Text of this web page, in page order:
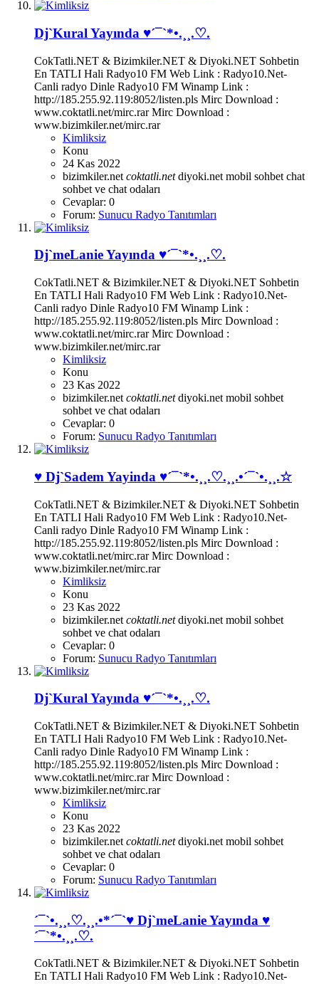
Dj`Kural Yayında ♥´¯`*•.¸¸.♡.
CokTatli.NET & Bizimkiler.NET & Diyoki.NET Sohbetin
En TATLI Hali Radyo10 FM Web Link : Radyo10.Net-
Canli radyo Dinle Radyo10 FM Winamp Link :
http://185.255.92.119:8052/listen.pls Mirc Download :
www.coktatli.net/mirc.rar Mirc Download :
www.bizimkiler.net/mirc.rar
Kimliksiz
Konu
24 Kas 2022
bizimkiler.net coktatli.net diyoki.net mobil sohbet chat
sohbet ve chat odaları
Cevaplar: 0
Forum: Sunucu Radyo Tanıtımları
Dj`meLanie Yayında ♥´¯`*•.¸¸.♡.
CokTatli.NET & Bizimkiler.NET & Diyoki.NET Sohbetin
En TATLI Hali Radyo10 FM Web Link : Radyo10.Net-
Canli radyo Dinle Radyo10 FM Winamp Link :
http://185.255.92.119:8052/listen.pls Mirc Download :
www.coktatli.net/mirc.rar Mirc Download :
www.bizimkiler.net/mirc.rar
Kimliksiz
Konu
23 Kas 2022
bizimkiler.net coktatli.net diyoki.net mobil sohbet
sohbet ve chat odaları
Cevaplar: 0
Forum: Sunucu Radyo Tanıtımları
♥ Dj`Sadem Yayinda ♥´¯`*•.¸¸.♡.¸¸.•´¯`•.¸¸.☆
CokTatli.NET & Bizimkiler.NET & Diyoki.NET Sohbetin
En TATLI Hali Radyo10 FM Web Link : Radyo10.Net-
Canli radyo Dinle Radyo10 FM Winamp Link :
http://185.255.92.119:8052/listen.pls Mirc Download :
www.coktatli.net/mirc.rar Mirc Download :
www.bizimkiler.net/mirc.rar
Kimliksiz
Konu
23 Kas 2022
bizimkiler.net coktatli.net diyoki.net mobil sohbet
sohbet ve chat odaları
Cevaplar: 0
Forum: Sunucu Radyo Tanıtımları
Dj`Kural Yayında ♥´¯`*•.¸¸.♡.
CokTatli.NET & Bizimkiler.NET & Diyoki.NET Sohbetin
En TATLI Hali Radyo10 FM Web Link : Radyo10.Net-
Canli radyo Dinle Radyo10 FM Winamp Link :
http://185.255.92.119:8052/listen.pls Mirc Download :
www.coktatli.net/mirc.rar Mirc Download :
www.bizimkiler.net/mirc.rar
Kimliksiz
Konu
23 Kas 2022
bizimkiler.net coktatli.net diyoki.net mobil sohbet
sohbet ve chat odaları
Cevaplar: 0
Forum: Sunucu Radyo Tanıtımları
´¯`•.¸¸.♡.¸¸.•*´¯`♥ Dj`meLanie Yayında ♥
´¯`*•.¸¸.♡.
CokTatli.NET & Bizimkiler.NET & Diyoki.NET Sohbetin
En TATLI Hali Radyo10 FM Web Link : Radyo10.Net-